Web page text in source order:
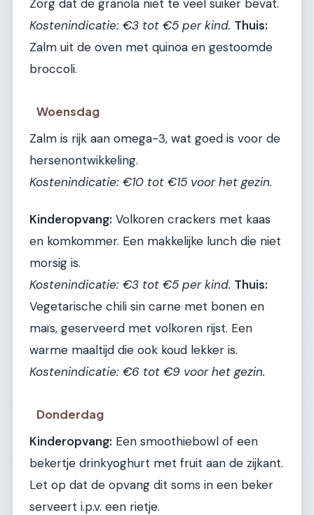
Zorg dat de granola niet te veel suiker bevat.
Kostenindicatie: €3 tot €5 per kind. Thuis:
Zalm uit de oven met quinoa en gestoomde
broccoli.
Woensdag
Zalm is rijk aan omega-3, wat goed is voor de
hersenontwikkeling.
Kostenindicatie: €10 tot €15 voor het gezin.
Kinderopvang: Volkoren crackers met kaas
en komkommer. Een makkelijke lunch die niet
morsig is.
Kostenindicatie: €3 tot €5 per kind. Thuis:
Vegetarische chili sin carne met bonen en
maïs, geserveerd met volkoren rijst. Een
warme maaltijd die ook koud lekker is.
Kostenindicatie: €6 tot €9 voor het gezin.
Donderdag
Kinderopvang: Een smoothiebowl of een
bekertje drinkyoghurt met fruit aan de zijkant.
Let op dat de opvang dit soms in een beker
serveert i.p.v. een rietje.